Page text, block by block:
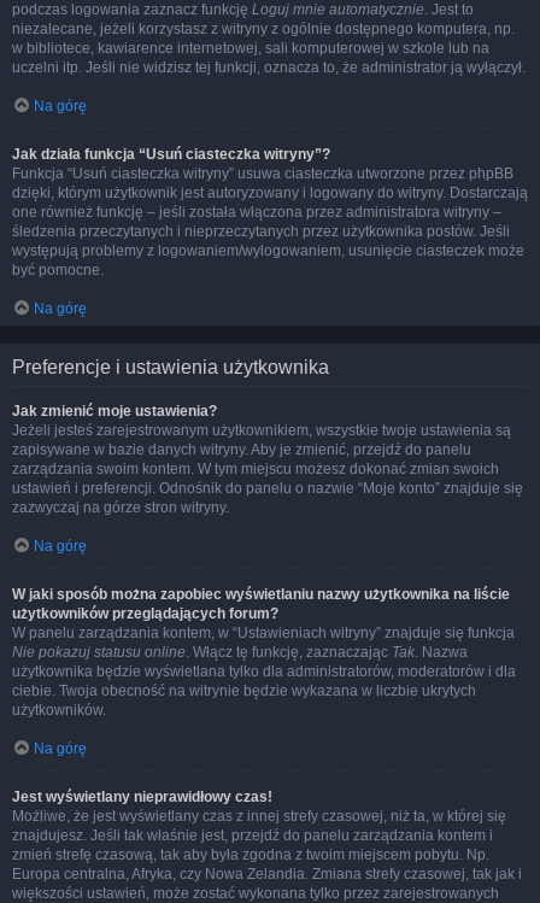
podczas logowania zaznacz funkcję Loguj mnie automatycznie. Jest to
niezalecane, jeżeli korzystasz z witryny z ogólnie dostępnego komputera, np.
w bibliotece, kawiarence internetowej, sali komputerowej w szkole lub na
uczelni itp. Jeśli nie widzisz tej funkcji, oznacza to, że administrator ją wyłączył.
Na górę
Jak działa funkcja “Usuń ciasteczka witryny”?
Funkcja “Usuń ciasteczka witryny” usuwa ciasteczka utworzone przez phpBB
dzięki, którym użytkownik jest autoryzowany i logowany do witryny. Dostarczają
one również funkcję – jeśli została włączona przez administratora witryny –
śledzenia przeczytanych i nieprzeczytanych przez użytkownika postów. Jeśli
występują problemy z logowaniem/wylogowaniem, usunięcie ciasteczek może
być pomocne.
Na górę
Preferencje i ustawienia użytkownika
Jak zmienić moje ustawienia?
Jeżeli jesteś zarejestrowanym użytkownikiem, wszystkie twoje ustawienia są
zapisywane w bazie danych witryny. Aby je zmienić, przejdź do panelu
zarządzania swoim kontem. W tym miejscu możesz dokonać zmian swoich
ustawień i preferencji. Odnośnik do panelu o nazwie “Moje konto” znajduje się
zazwyczaj na górze stron witryny.
Na górę
W jaki sposób można zapobiec wyświetlaniu nazwy użytkownika na liście
użytkowników przeglądających forum?
W panelu zarządzania kontem, w “Ustawieniach witryny” znajduje się funkcja
Nie pokazuj statusu online. Włącz tę funkcję, zaznaczając Tak. Nazwa
użytkownika będzie wyświetlana tylko dla administratorów, moderatorów i dla
ciebie. Twoja obecność na witrynie będzie wykazana w liczbie ukrytych
użytkowników.
Na górę
Jest wyświetlany nieprawidłowy czas!
Możliwe, że jest wyświetlany czas z innej strefy czasowej, niż ta, w której się
znajdujesz. Jeśli tak właśnie jest, przejdź do panelu zarządzania kontem i
zmień strefę czasową, tak aby była zgodna z twoim miejscem pobytu. Np.
Europa centralna, Afryka, czy Nowa Zelandia. Zmiana strefy czasowej, tak jak i
większości ustawień, może zostać wykonana tylko przez zarejestrowanych